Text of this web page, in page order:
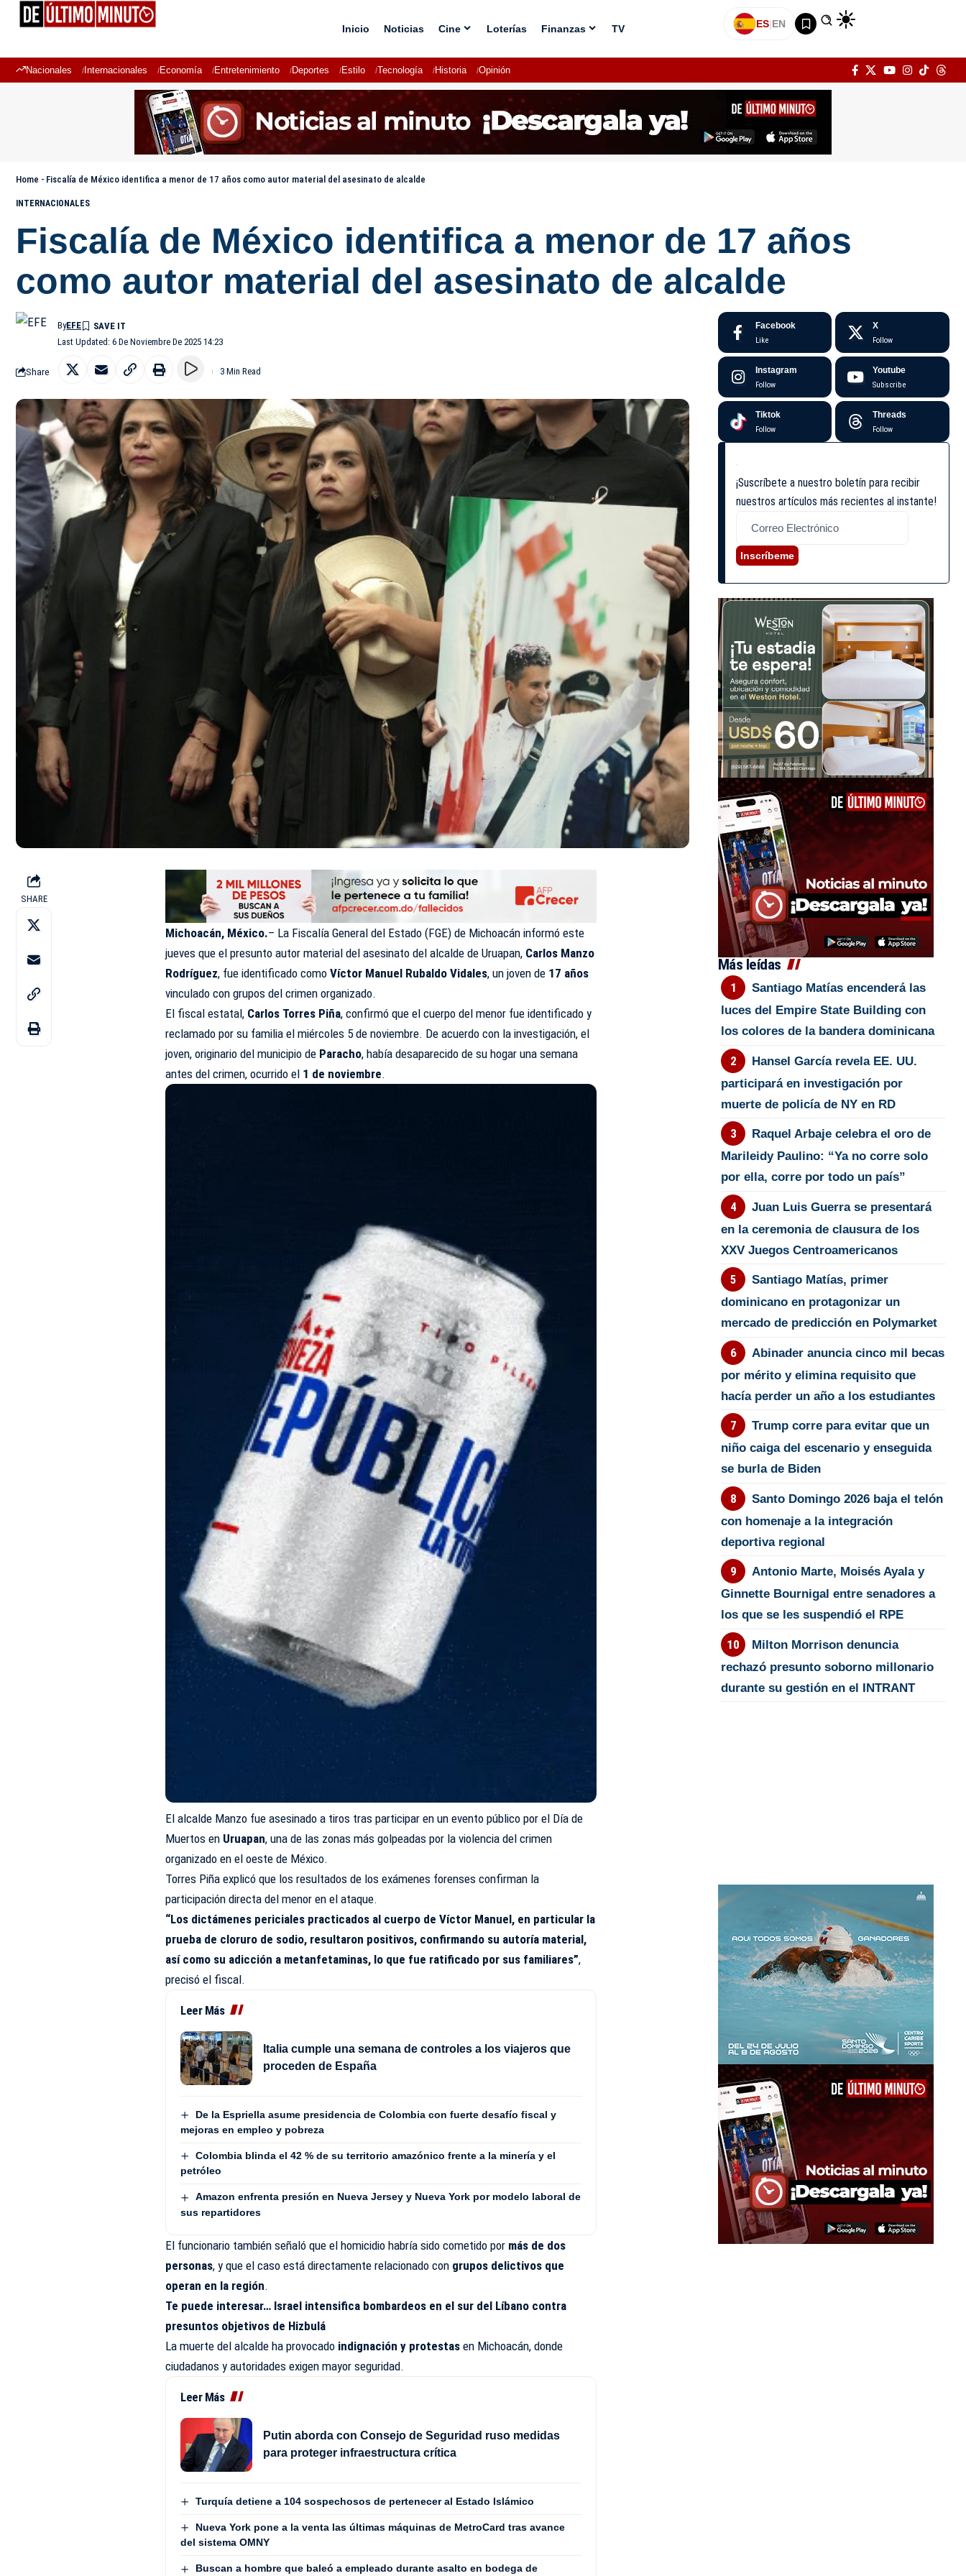
Inicio Noticias Cine Loterías Finanzas TV ES|EN
Nacionales Internacionales Economía Entretenimiento Deportes Estilo Tecnología Historia Opinión
Home - Fiscalía de México identifica a menor de 17 años como autor material del asesinato de alcalde
INTERNACIONALES
Fiscalía de México identifica a menor de 17 años
como autor material del asesinato de alcalde
Last Updated: 6 De Noviembre De 2025 14:23
ByEFE
Share 3 Min Read
SHARE
Michoacán, México.– La Fiscalía General del Estado (FGE) de Michoacán informó este
jueves que el presunto autor material del asesinato del alcalde de Uruapan, Carlos Manzo
Rodríguez, fue identificado comoVíctor Manuel Rubaldo Vidales, un joven de 17 años
vinculado con grupos del crimen organizado.
El fiscal estatal, Carlos Torres Piña, confirmó que el cuerpo del menor fue identificado y
reclamado por su familia el miércoles 5 de noviembre. De acuerdo con la investigación, el
joven, originario del municipio de Paracho, había desaparecido de su hogar una semana
antes del crimen, ocurrido el 1 de noviembre.
El alcalde Manzo fue asesinado a tiros tras participar en un evento público por el Día de
Muertos en Uruapan, una de las zonas más golpeadas por la violencia del crimen
organizado en el oeste de México.
Torres Piña explicó que los resultados de los exámenes forenses confirman la
participación directa del menor en el ataque.
“Los dictámenes periciales practicados al cuerpo de Víctor Manuel, en particular la
prueba de cloruro de sodio, resultaron positivos, confirmando su autoría material,
así como su adicción a metanfetaminas, lo que fue ratificado por sus familiares”,
precisó el fiscal.
Leer Más
Italia cumple una semana de controles a los viajeros que
proceden de España
De la Espriella asume presidencia de Colombia con fuerte desafío fiscal y
mejoras en empleo y pobreza
Colombia blinda el 42 % de su territorio amazónico frente a la minería y el
petróleo
Amazon enfrenta presión en Nueva Jersey y Nueva York por modelo laboral de
sus repartidores
El funcionario también señaló que el homicidio habría sido cometido por más de dos
personas, y que el caso está directamente relacionado con grupos delictivos que
operan en la región.
Te puede interesar… Israel intensifica bombardeos en el sur del Líbano contra
presuntos objetivos de Hizbulá
La muerte del alcalde ha provocado indignación y protestas en Michoacán, donde
ciudadanos y autoridades exigen mayor seguridad.
Leer Más
Putin aborda con Consejo de Seguridad ruso medidas
para proteger infraestructura crítica
Turquía detiene a 104 sospechosos de pertenecer al Estado Islámico
Nueva York pone a la venta las últimas máquinas de MetroCard tras avance
del sistema OMNY
Buscan a hombre que baleó a empleado durante asalto en bodega de
Facebook
Like
X
Follow
Instagram
Follow
Youtube
Subscribe
Tiktok
Follow
Threads
Follow
¡Suscríbete a nuestro boletín para recibir
nuestros artículos más recientes al instante!
Inscríbeme
Más leídas
Santiago Matías encenderá las
luces del Empire State Building con
los colores de la bandera dominicana
Hansel García revela EE. UU.
participará en investigación por
muerte de policía de NY en RD
Raquel Arbaje celebra el oro de
Marileidy Paulino: “Ya no corre solo
por ella, corre por todo un país”
Juan Luis Guerra se presentará
en la ceremonia de clausura de los
XXV Juegos Centroamericanos
Santiago Matías, primer
dominicano en protagonizar un
mercado de predicción en Polymarket
Abinader anuncia cinco mil becas
por mérito y elimina requisito que
hacía perder un año a los estudiantes
Trump corre para evitar que un
niño caiga del escenario y enseguida
se burla de Biden
Santo Domingo 2026 baja el telón
con homenaje a la integración
deportiva regional
Antonio Marte, Moisés Ayala y
Ginnette Bournigal entre senadores a
los que se les suspendió el RPE
Milton Morrison denuncia
rechazó presunto soborno millonario
durante su gestión en el INTRANT